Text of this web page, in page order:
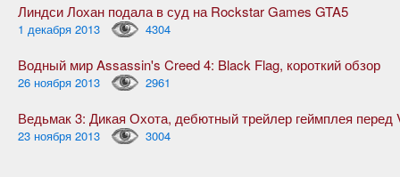
Линдси Лохан подала в суд на Rockstar Games GTA5
1 декабря 2013 4304
Водный мир Assassin's Creed 4: Black Flag, короткий обзор
26 ноября 2013 2961
23 ноября 2013 3004